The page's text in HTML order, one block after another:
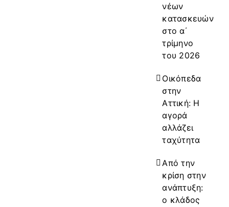
νέων
κατασκευών
στο α΄
τρίμηνο
του 2026
Οικόπεδα
στην
Αττική: Η
αγορά
αλλάζει
ταχύτητα
Από την
κρίση στην
ανάπτυξη:
ο κλάδος